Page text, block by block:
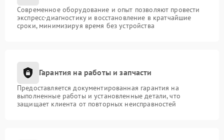
Современное оборудование и опыт позволяют провести
экспресс-диагностику и восстановление в кратчайшие
сроки, минимизируя время без устройства
Гарантия на работы и запчасти
Предоставляется документированная гарантия на
выполненные работы и установленные детали, что
защищает клиента от повторных неисправностей